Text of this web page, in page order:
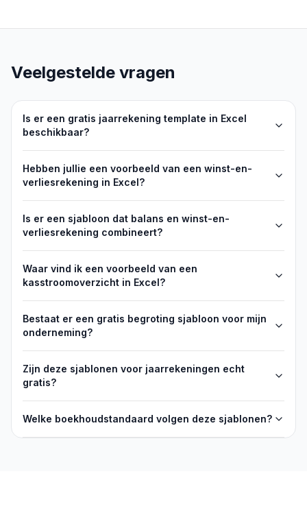
Veelgestelde vragen
Is er een gratis jaarrekening template in Excel
beschikbaar?
Hebben jullie een voorbeeld van een winst-en-
verliesrekening in Excel?
Is er een sjabloon dat balans en winst-en-
verliesrekening combineert?
Waar vind ik een voorbeeld van een
kasstroomoverzicht in Excel?
Bestaat er een gratis begroting sjabloon voor mijn
onderneming?
Zijn deze sjablonen voor jaarrekeningen echt
gratis?
Welke boekhoudstandaard volgen deze sjablonen?